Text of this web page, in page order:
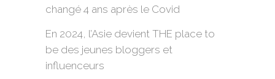
changé 4 ans après le Covid
En 2024, l’Asie devient THE place to
be des jeunes bloggers et
influenceurs